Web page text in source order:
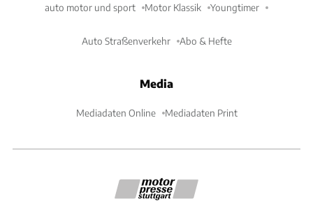
auto motor und sport Motor Klassik Youngtimer
Auto Straßenverkehr Abo & Hefte
Media
Mediadaten Online Mediadaten Print